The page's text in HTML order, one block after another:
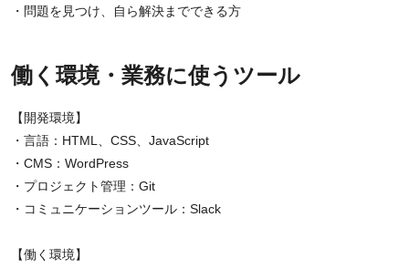
・問題を見つけ、自ら解決までできる方
働く環境・業務に使うツール
【開発環境】
・言語：HTML、CSS、JavaScript
・CMS：WordPress
・プロジェクト管理：Git
・コミュニケーションツール：Slack
【働く環境】